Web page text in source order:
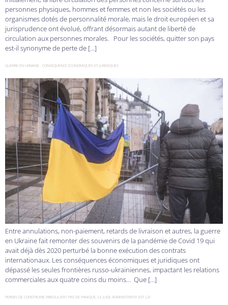
personnes physiques, hommes et femmes et non les sociétés ou les
organismes dotés de personnalité morale, mais le droit européen et sa
jurisprudence ont évolué, offrant désormais autant de liberté de
circulation aux personnes morales. Pour les sociétés, quitter son pays
est-il synonyme de perte de […]
GUERRE EN UKRAINE : CONSÉQUENCE ÉCONOMIQUES ET JURIDIQUES
Entre annulations, non-paiement, retards de livraison et autres, la guerre
en Ukraine fait remonter des souvenirs de la pandémie de Covid 19 qui
avait déjà dès 2020 perturbé la bonne exécution des contrats
internationaux. Les conséquences économiques et juridiques ont
dépassé les seules frontières russo-ukrainiennes, impactant les relations
commerciales aux quatre coins du moins… Que […]
PERMIS DE CONSTRUIRE IRREGULIER ? PAS DE PANIQUE, LE JUGE ADMINISTRATIF EST LÀ !